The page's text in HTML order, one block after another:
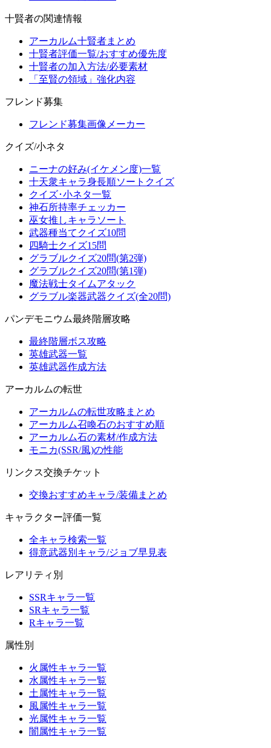
十賢者の関連情報
アーカルム十賢者まとめ
十賢者評価一覧/おすすめ優先度
十賢者の加入方法/必要素材
「至賢の領域」強化内容
フレンド募集
フレンド募集画像メーカー
クイズ/小ネタ
ニーナの好み(イケメン度)一覧
十天衆キャラ身長順ソートクイズ
クイズ･小ネタ一覧
神石所持率チェッカー
巫女推しキャラソート
武器種当てクイズ10問
四騎士クイズ15問
グラブルクイズ20問(第2弾)
グラブルクイズ20問(第1弾)
魔法戦士タイムアタック
グラブル楽器武器クイズ(全20問)
パンデモニウム最終階層攻略
最終階層ボス攻略
英雄武器一覧
英雄武器作成方法
アーカルムの転世
アーカルムの転世攻略まとめ
アーカルム召喚石のおすすめ順
アーカルム石の素材/作成方法
モニカ(SSR/風)の性能
リンクス交換チケット
交換おすすめキャラ/装備まとめ
キャラクター評価一覧
全キャラ検索一覧
得意武器別キャラ/ジョブ早見表
レアリティ別
SSRキャラ一覧
SRキャラ一覧
Rキャラ一覧
属性別
火属性キャラ一覧
水属性キャラ一覧
土属性キャラ一覧
風属性キャラ一覧
光属性キャラ一覧
闇属性キャラ一覧